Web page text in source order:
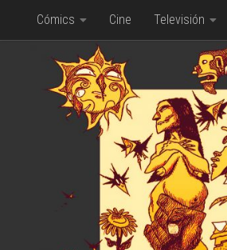
Saltar al contenido
Cómics Cine Televisión